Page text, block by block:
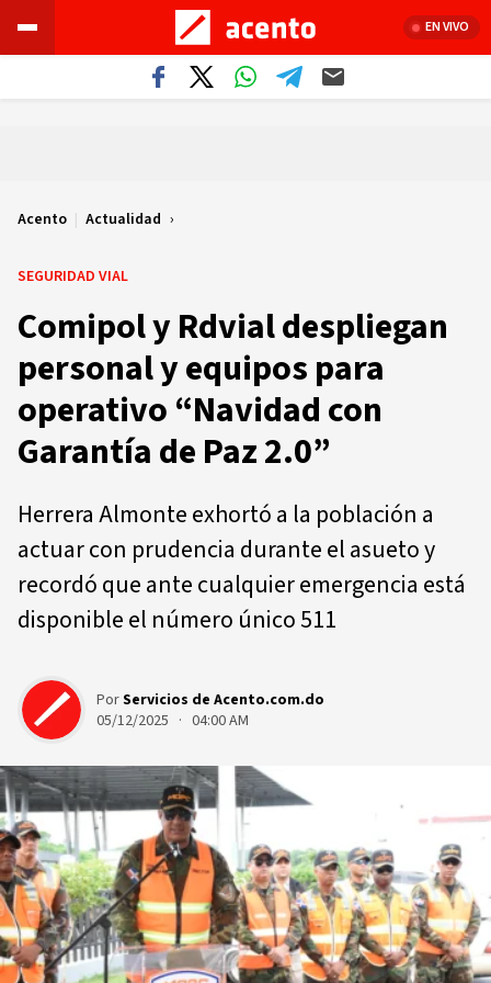
EN VIVO
Acento | Actualidad
SEGURIDAD VIAL
Comipol y Rdvial despliegan
personal y equipos para
operativo “Navidad con
Garantía de Paz 2.0”
Herrera Almonte exhortó a la población a
actuar con prudencia durante el asueto y
recordó que ante cualquier emergencia está
disponible el número único 511
PorServicios de Acento.com.do
05/12/2025 · 04:00 AM